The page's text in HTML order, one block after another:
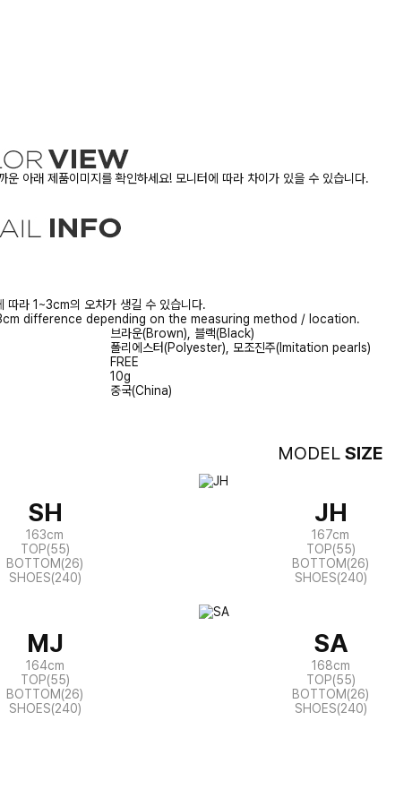
운 아래 제품이미지를 확인하세요! 모니터에 따라 차이가 있을 수 있습니다.
따라 1~3cm의 오차가 생길 수 있습니다.
difference depending on the measuring method / location.
브라운(Brown), 블랙(Black)
폴리에스터(Polyester), 모조진주(Imitation pearls)
FREE
10g
중국(China)
MODEL SIZE
SH
163cm
TOP(55)
BOTTOM(26)
SHOES(240)
JH
167cm
TOP(55)
BOTTOM(26)
SHOES(240)
MJ
164cm
TOP(55)
BOTTOM(26)
SHOES(240)
SA
168cm
TOP(55)
BOTTOM(26)
SHOES(240)